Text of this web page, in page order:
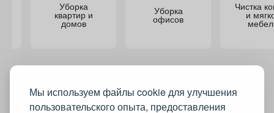
Мы используем файлы cookie для улучшения
пользовательского опыта, предоставления
Уборка
квартир и
домов
Уборка
офисов
Чистка
и